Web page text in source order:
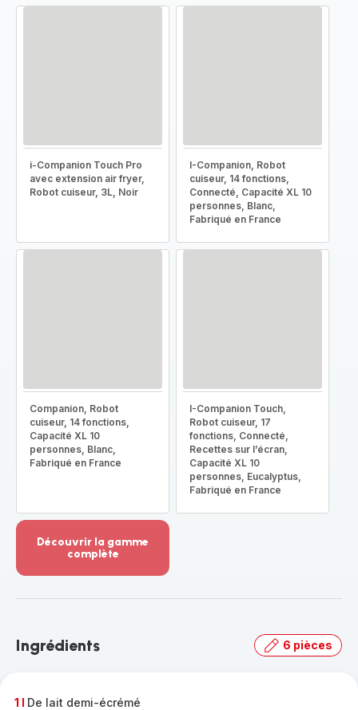
i-Companion Touch Pro
avec extension air fryer,
Robot cuiseur, 3L, Noir
I-Companion, Robot
cuiseur, 14 fonctions,
Connecté, Capacité XL 10
personnes, Blanc,
Fabriqué en France
Companion, Robot
cuiseur, 14 fonctions,
Capacité XL 10
personnes, Blanc,
Fabriqué en France
I-Companion Touch,
Robot cuiseur, 17
fonctions, Connecté,
Recettes sur l’écran,
Capacité XL 10
personnes, Eucalyptus,
Fabriqué en France
Découvrir la gamme
complète
-
gamme
Ingrédients 6 pièces
1 l De lait demi-écrémé